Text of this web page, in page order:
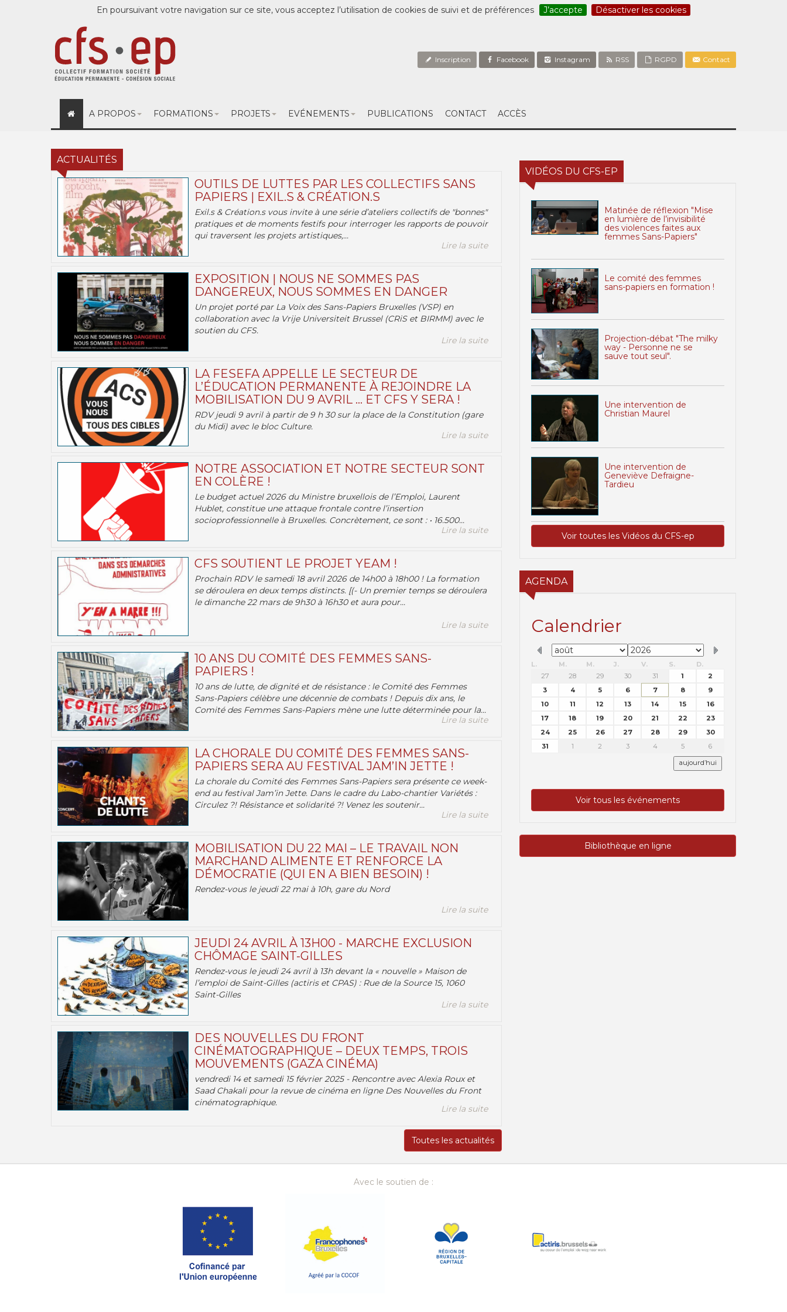
En poursuivant votre navigation sur ce site, vous acceptez l’utilisation de cookies de suivi et de préférences J’accepte Désactiver les cookies
Inscription Facebook Instagram RSS RGPD Contact
A PROPOS FORMATIONS PROJETS EVÉNEMENTS PUBLICATIONS CONTACT ACCÈS
ACTUALITÉS
OUTILS DE LUTTES PAR LES COLLECTIFS SANS
PAPIERS | EXIL.S & CRÉATION.S
Exil.s & Création.s vous invite à une série d’ateliers collectifs de "bonnes"
pratiques et de moments festifs pour interroger les rapports de pouvoir
qui traversent les projets artistiques,...
Lire la suite
EXPOSITION | NOUS NE SOMMES PAS
DANGEREUX, NOUS SOMMES EN DANGER
Un projet porté par La Voix des Sans-Papiers Bruxelles (VSP) en
collaboration avec la Vrije Universiteit Brussel (CRiS et BIRMM) avec le
soutien du CFS.
Lire la suite
LA FESEFA APPELLE LE SECTEUR DE
L’ÉDUCATION PERMANENTE À REJOINDRE LA
MOBILISATION DU 9 AVRIL … ET CFS Y SERA !
RDV jeudi 9 avril à partir de 9 h 30 sur la place de la Constitution (gare
du Midi) avec le bloc Culture.
Lire la suite
NOTRE ASSOCIATION ET NOTRE SECTEUR SONT
EN COLÈRE !
Le budget actuel 2026 du Ministre bruxellois de l’Emploi, Laurent
Hublet, constitue une attaque frontale contre l’insertion
socioprofessionnelle à Bruxelles. Concrètement, ce sont : • 16.500...
Lire la suite
CFS SOUTIENT LE PROJET YEAM !
Prochain RDV le samedi 18 avril 2026 de 14h00 à 18h00 ! La formation
se déroulera en deux temps distincts. [(- Un premier temps se déroulera
le dimanche 22 mars de 9h30 à 16h30 et aura pour...
Lire la suite
10 ANS DU COMITÉ DES FEMMES SANS-
PAPIERS !
10 ans de lutte, de dignité et de résistance : le Comité des Femmes
Sans-Papiers célèbre une décennie de combats ! Depuis dix ans, le
Comité des Femmes Sans-Papiers mène une lutte déterminée pour la...
Lire la suite
LA CHORALE DU COMITÉ DES FEMMES SANS-
PAPIERS SERA AU FESTIVAL JAM’IN JETTE !
La chorale du Comité des Femmes Sans-Papiers sera présente ce week-
end au festival Jam’in Jette. Dans le cadre du Labo-chantier Variétés :
Circulez ?! Résistance et solidarité ?! Venez les soutenir...
Lire la suite
MOBILISATION DU 22 MAI – LE TRAVAIL NON
MARCHAND ALIMENTE ET RENFORCE LA
DÉMOCRATIE (QUI EN A BIEN BESOIN) !
Rendez-vous le jeudi 22 mai à 10h, gare du Nord
Lire la suite
JEUDI 24 AVRIL À 13H00 - MARCHE EXCLUSION
CHÔMAGE SAINT-GILLES
Rendez-vous le jeudi 24 avril à 13h devant la « nouvelle » Maison de
l’emploi de Saint-Gilles (actiris et CPAS) : Rue de la Source 15, 1060
Saint-Gilles
Lire la suite
DES NOUVELLES DU FRONT
CINÉMATOGRAPHIQUE – DEUX TEMPS, TROIS
MOUVEMENTS (GAZA CINÉMA)
vendredi 14 et samedi 15 février 2025 - Rencontre avec Alexia Roux et
Saad Chakali pour la revue de cinéma en ligne Des Nouvelles du Front
cinématographique.
Lire la suite
Toutes les actualités
VIDÉOS DU CFS-EP
Matinée de réflexion "Mise
en lumière de l’invisibilité
des violences faites aux
femmes Sans-Papiers"
Le comité des femmes
sans-papiers en formation !
Projection-débat "The milky
way - Personne ne se
sauve tout seul".
Une intervention de
Christian Maurel
Une intervention de
Geneviève Defraigne-
Tardieu
Voir toutes les Vidéos du CFS-ep
AGENDA
Calendrier
L. M. M. J. V. S.
D.
27
28 29 30 31 1
2
3
4 5 6 7 8
9
10
11 12 13 14 15
16
17
18 19 20 21 22
23
24
25 26 27 28 29
30
31
1 2 3 4 5 6
aujourd’hui
Voir tous les événements
Bibliothèque en ligne
Avec le soutien de :